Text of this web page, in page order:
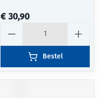
€ 30,90
Bestel